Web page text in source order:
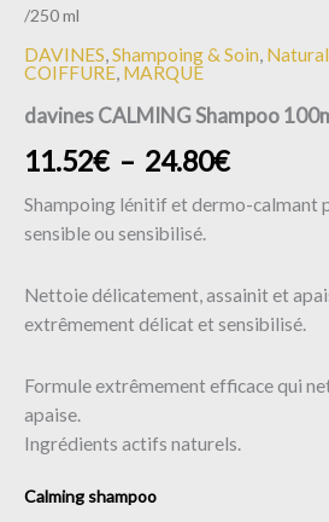
/250 ml
DAVINES,Shampoing & Soin,
COIFFURE, MARQUE
davines CALMING Shampoo
11.52€ – 24.80€
Shampoing lénitif et dermo-calmant
sensible ou sensibilisé.
Nettoie délicatement, assainit et
extrêmement délicat et sensibilisé.
Formule extrêmement efficace qui
apaise.
Ingrédients actifs naturels.
Calming shampoo